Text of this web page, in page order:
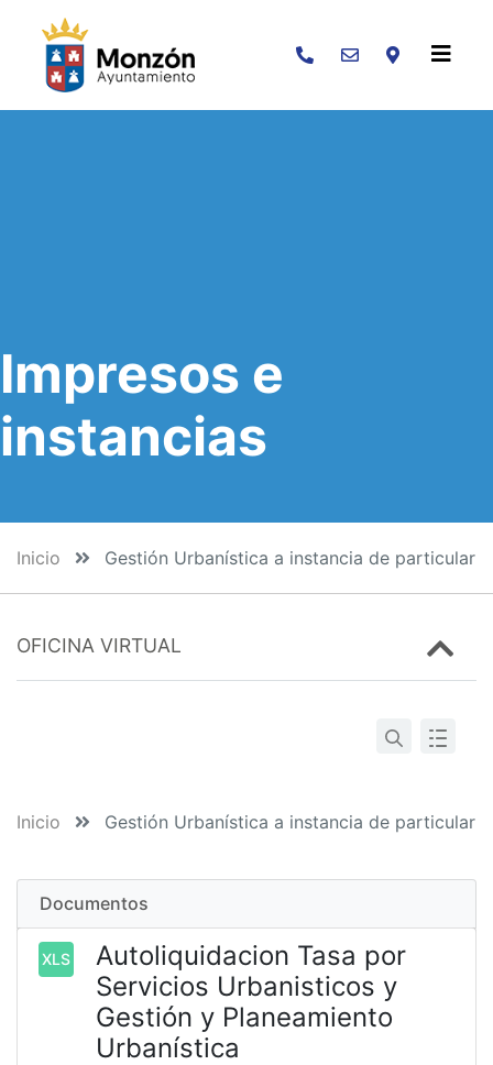
Buscar
Impresos e
instancias
Inicio Gestión Urbanística a instancia de particular
OFICINA VIRTUAL
Inicio Gestión Urbanística a instancia de particular
Documentos
XLS
Autoliquidacion Tasa por
Servicios Urbanisticos y
Gestión y Planeamiento
Urbanística